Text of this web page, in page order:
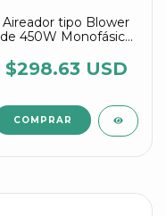
Aireador tipo Blower
de 450W Monofásico
7AV15
$298.63 USD